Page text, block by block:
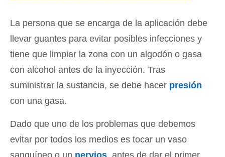
La persona que se encarga de la aplicación debe
llevar guantes para evitar posibles infecciones y
tiene que limpiar la zona con un algodón o gasa
con alcohol antes de la inyección. Tras
suministrar la sustancia, se debe hacer presión
con una gasa.
Dado que uno de los problemas que debemos
evitar por todos los medios es tocar un vaso
sanguíneo o un nervios , antes de dar el primer